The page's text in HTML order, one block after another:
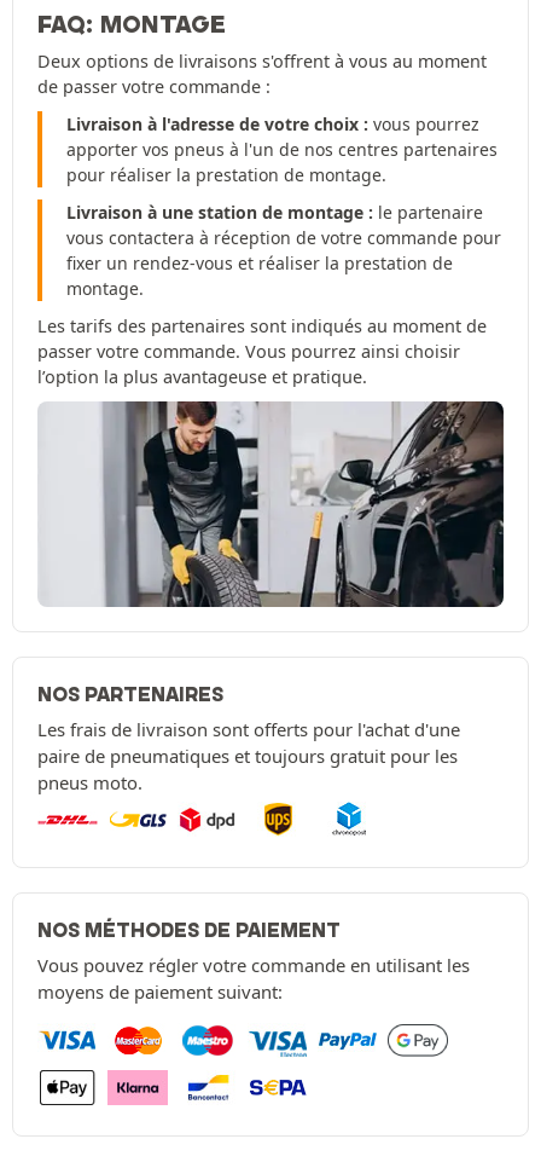
FAQ: MONTAGE
Deux options de livraisons s'offrent à vous au moment
de passer votre commande :
Livraison à l'adresse de votre choix : vous pourrez
apporter vos pneus à l'un de nos centres partenaires
pour réaliser la prestation de montage.
Livraison à une station de montage : le partenaire
vous contactera à réception de votre commande pour
fixer un rendez-vous et réaliser la prestation de
montage.
Les tarifs des partenaires sont indiqués au moment de
passer votre commande. Vous pourrez ainsi choisir
l’option la plus avantageuse et pratique.
NOS PARTENAIRES
Les frais de livraison sont offerts pour l'achat d'une
paire de pneumatiques et toujours gratuit pour les
pneus moto.
NOS MÉTHODES DE PAIEMENT
Vous pouvez régler votre commande en utilisant les
moyens de paiement suivant: